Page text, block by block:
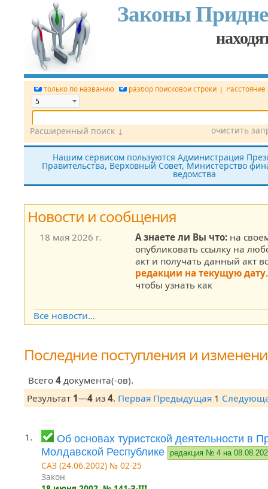
Законы
только по названию разбор поисковой строки |
Номер док. Дата
Принявший орган Источник (САЗ)
все редакции показать утратившие силу без
очистить
Расширенный поиск ↓
Нашим сервисом пользуются Администрация
Правительства, Верховный Совет, Министерство
ведомства
Новости и сообщения
18 мая 2026 г. А знаете ли Вы что: на
опубликовать ссылку на
акт и получать данный акт
редакции на текущую дату
чтобы узнать как
Все новости...
Последние поступления и
Всего 4документа(-ов).
Результат 1—4 из 4. Первая Предыдущая 1
1.
Об основах туристской деятельности в
Молдавской Республике
редакция № 4 на
САЗ (24.06.2002) № 02-25
Закон